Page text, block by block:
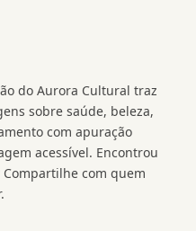
do Aurora Cultural traz
sobre saúde, beleza,
com apuração
acessível. Encontrou
com quem